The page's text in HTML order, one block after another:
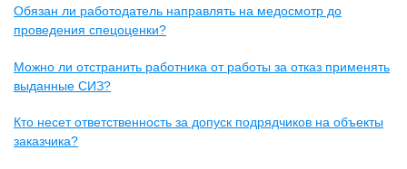
Обязан ли работодатель направлять на медосмотр до
проведения спецоценки?
Можно ли отстранить работника от работы за отказ применять
выданные СИЗ?
Кто несет ответственность за допуск подрядчиков на объекты
заказчика?